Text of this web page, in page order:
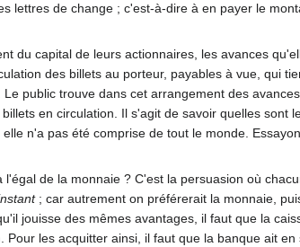
lettres de change ; c'est-à-dire à en payer le
du capital de leurs actionnaires, les avances
des billets au porteur, payables à vue, qui
public trouve dans cet arrangement des
en circulation. Il s'agit de savoir quelles sont
n'a pas été comprise de tout le monde.
de la monnaie ? C'est la persuasion où
; car autrement on préférerait la monnaie,
jouisse des mêmes avantages, il faut que la
les acquitter ainsi, il faut que la banque ait en